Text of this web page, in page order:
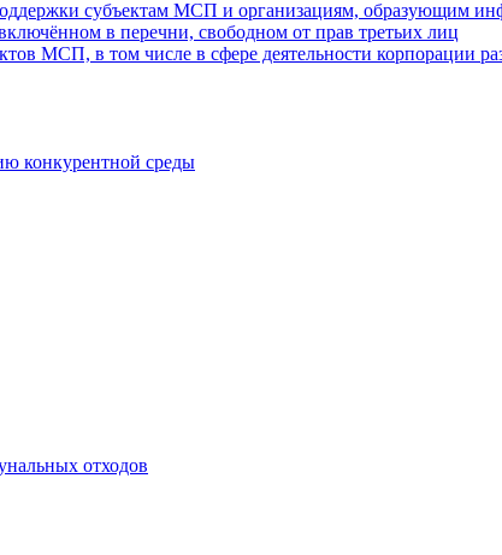
субъектам МСП и организациям, образующим
в перечни, свободном от прав третьих лиц
МСП, в том числе в сфере деятельности корпорации
конкурентной среды
отходов